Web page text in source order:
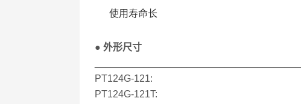
使用寿命长
● 外形尺寸
PT124G-121:
PT124G-121T:​